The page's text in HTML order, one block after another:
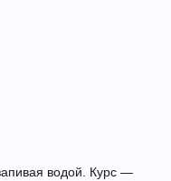
водой. Курс —